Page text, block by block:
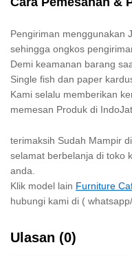
Pengiriman menggunakan
sehingga ongkos
Demi keamanan barang
Single fish dan paper
Kami selalu memberikan
memesan Produk di
terimaksih Sudah Mampir
selamat berbelanja di toko
anda.
Klik model lain Furniture
hubungi kami di (
Ulasan (0)